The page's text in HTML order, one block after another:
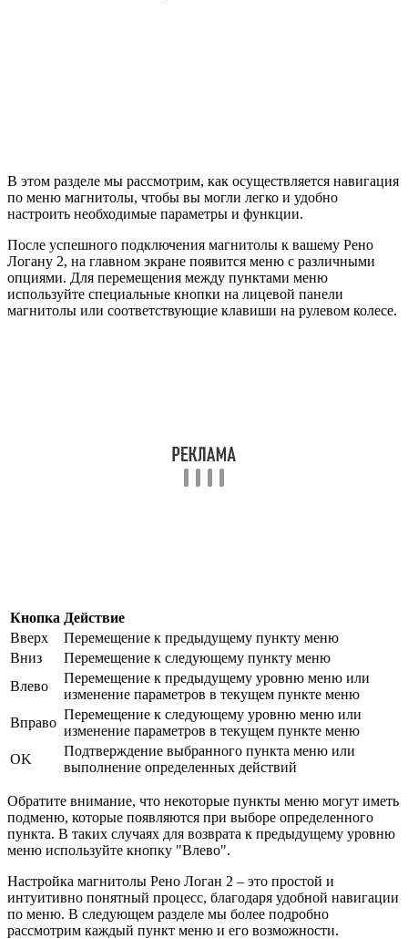
В этом разделе мы рассмотрим, как осуществляется навигация
по меню магнитолы, чтобы вы могли легко и удобно
настроить необходимые параметры и функции.
После успешного подключения магнитолы к вашему Рено
Логану 2, на главном экране появится меню с различными
опциями. Для перемещения между пунктами меню
используйте специальные кнопки на лицевой панели
магнитолы или соответствующие клавиши на рулевом колесе.
Кнопка Действие
Вверх
Перемещение к предыдущему пункту меню
Вниз
Перемещение к следующему пункту меню
Влево
Перемещение к предыдущему уровню меню или
изменение параметров в текущем пункте меню
Вправо
Перемещение к следующему уровню меню или
изменение параметров в текущем пункте меню
OK
Подтверждение выбранного пункта меню или
выполнение определенных действий
Обратите внимание, что некоторые пункты меню могут иметь
подменю, которые появляются при выборе определенного
пункта. В таких случаях для возврата к предыдущему уровню
меню используйте кнопку "Влево".
Настройка магнитолы Рено Логан 2 – это простой и
интуитивно понятный процесс, благодаря удобной навигации
по меню. В следующем разделе мы более подробно
рассмотрим каждый пункт меню и его возможности.